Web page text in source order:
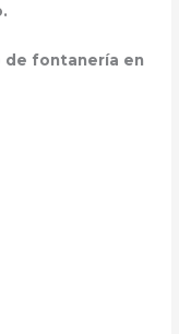
de fontanería en